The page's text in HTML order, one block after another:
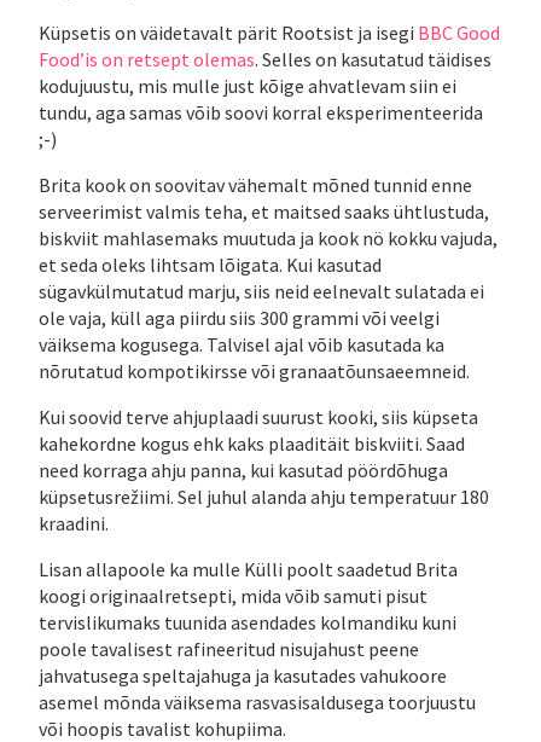
Küpsetis on väidetavalt pärit Rootsist ja isegi BBC Good
Food’is on retsept olemas. Selles on kasutatud täidises
kodujuustu, mis mulle just kõige ahvatlevam siin ei
tundu, aga samas võib soovi korral eksperimenteerida
;-)
Brita kook on soovitav vähemalt mõned tunnid enne
serveerimist valmis teha, et maitsed saaks ühtlustuda,
biskviit mahlasemaks muutuda ja kook nö kokku vajuda,
et seda oleks lihtsam lõigata. Kui kasutad
sügavkülmutatud marju, siis neid eelnevalt sulatada ei
ole vaja, küll aga piirdu siis 300 grammi või veelgi
väiksema kogusega. Talvisel ajal võib kasutada ka
nõrutatud kompotikirsse või granaatõunsaeemneid.
Kui soovid terve ahjuplaadi suurust kooki, siis küpseta
kahekordne kogus ehk kaks plaaditäit biskviiti. Saad
need korraga ahju panna, kui kasutad pöördõhuga
küpsetusrežiimi. Sel juhul alanda ahju temperatuur 180
kraadini.
Lisan allapoole ka mulle Külli poolt saadetud Brita
koogi originaalretsepti, mida võib samuti pisut
tervislikumaks tuunida asendades kolmandiku kuni
poole tavalisest rafineeritud nisujahust peene
jahvatusega speltajahuga ja kasutades vahukoore
asemel mõnda väiksema rasvasisaldusega toorjuustu
või hoopis tavalist kohupiima.